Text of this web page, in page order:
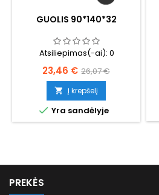
GUOLIS 90*140*32
Atsiliepimas(-ai): 0
Kaina
23,46 € Bazinė
kaina
26,07 €
 Į krepšelį
 Yra sandėlyje
PREKĖS